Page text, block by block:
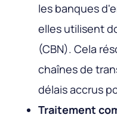
les banques
elles utilisent
(CBN). Cela
chaînes de
délais accrus
Traitement